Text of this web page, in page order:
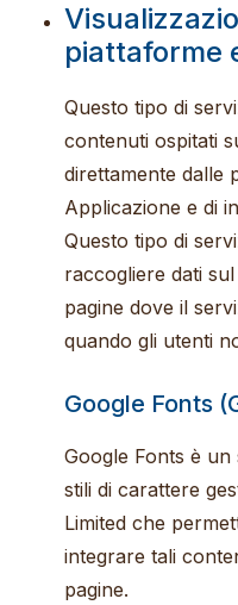
piattaforme
Questo tipo di
contenuti ospitati
direttamente dalle
Applicazione e di
Questo tipo di
raccogliere dati
pagine dove il
quando gli utenti
Google Fonts
Google Fonts è un
stili di carattere
Limited che
integrare tali
pagine.